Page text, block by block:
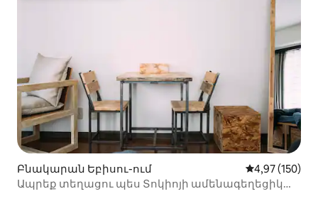
Բնակարան Եբիսու-ում Միջին
4,97 (150)
Ապրեք տեղացու պես Տոկիոյի ամենագեղեցիկ